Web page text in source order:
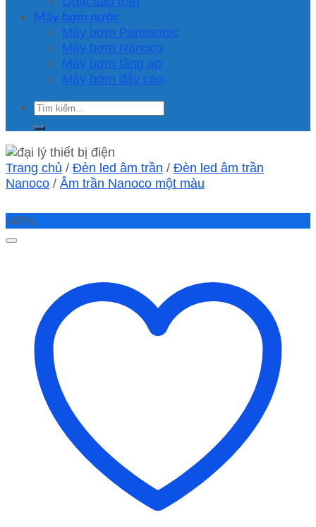
Máy bơm nước
Máy bơm Panasonic
Máy bơm Nanoco
Máy bơm tăng áp
Máy bơm đẩy cao
Tìm
kiếm:
Trang chủ / Đèn led âm trần / Đèn led âm trần
Nanoco / Âm trần Nanoco một màu
-40%